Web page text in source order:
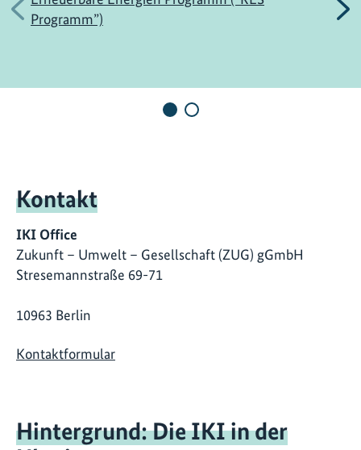
Vorherige
Programm”)
Kontakt
IKI Office
Zukunft – Umwelt – Gesellschaft (ZUG) gGmbH
Stresemannstraße 69-71
10963 Berlin
Kontaktformular
Hintergrund: Die IKI in der